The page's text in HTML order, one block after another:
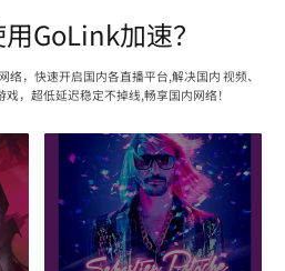
GoLink加速？
，快速开启国内各直播平台,解决国内 视频、
，超低延迟稳定不掉线,畅享国内网络！